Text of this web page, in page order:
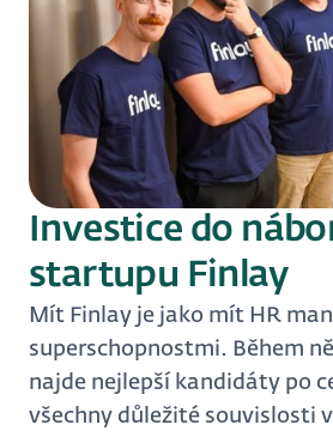
Investice do
startupu Finlay
Mít Finlay je jako mít HR
superschopnostmi. Během
najde nejlepší kandidáty po
všechny důležité souvislosti